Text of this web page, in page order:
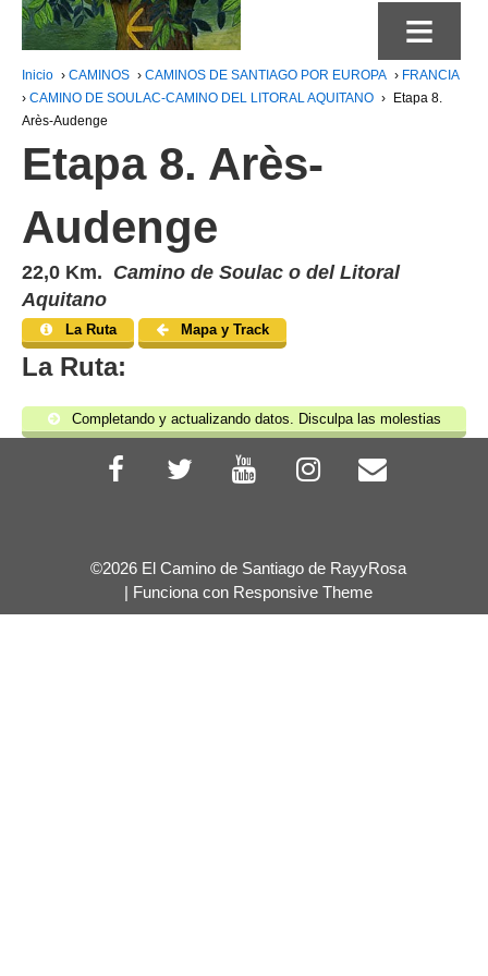
≡
Inicio › CAMINOS › CAMINOS DE SANTIAGO POR EUROPA › FRANCIA
› CAMINO DE SOULAC-CAMINO DEL LITORAL AQUITANO ›
Etapa 8.
Arès-Audenge
Etapa 8. Arès-
Audenge
22,0 Km. Camino de Soulac o del Litoral
Aquitano
La Ruta Mapa y Track
La Ruta:
Completando y actualizando datos. Disculpa las molestias
©2026 El Camino de Santiago de RayyRosa
| Funciona con Responsive Theme